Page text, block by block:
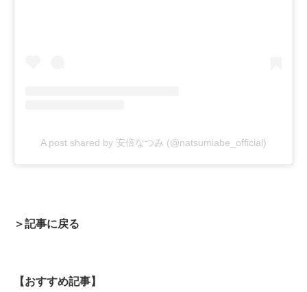
A post shared by 安倍なつみ (@natsumiabe_official)
＞記事に戻る
【おすすめ記事】